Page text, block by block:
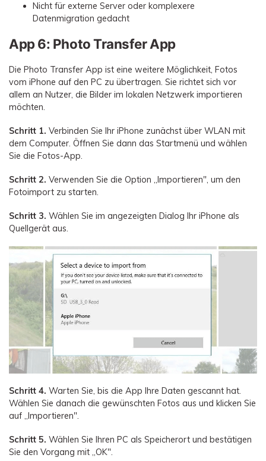
Nicht für externe Server oder komplexere
Datenmigration gedacht
App 6: Photo Transfer App
Die Photo Transfer App ist eine weitere Möglichkeit, Fotos
vom iPhone auf den PC zu übertragen. Sie richtet sich vor
allem an Nutzer, die Bilder im lokalen Netzwerk importieren
möchten.
Schritt 1. Verbinden Sie Ihr iPhone zunächst über WLAN mit
dem Computer. Öffnen Sie dann das Startmenü und wählen
Sie die Fotos-App.
Schritt 2. Verwenden Sie die Option „Importieren", um den
Fotoimport zu starten.
Schritt 3. Wählen Sie im angezeigten Dialog Ihr iPhone als
Quellgerät aus.
Schritt 4. Warten Sie, bis die App Ihre Daten gescannt hat.
Wählen Sie danach die gewünschten Fotos aus und klicken Sie
auf „Importieren".
Schritt 5. Wählen Sie Ihren PC als Speicherort und bestätigen
Sie den Vorgang mit „OK".